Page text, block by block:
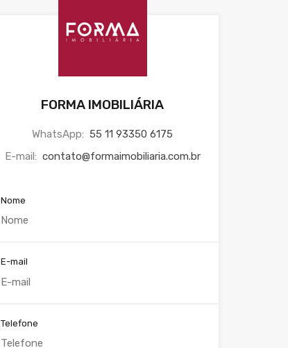
FORMA IMOBILIÁRIA
WhatsApp: 55 11 93350 6175
E-mail: contato@formaimobiliaria.com.br
Nome
E-mail
Telefone